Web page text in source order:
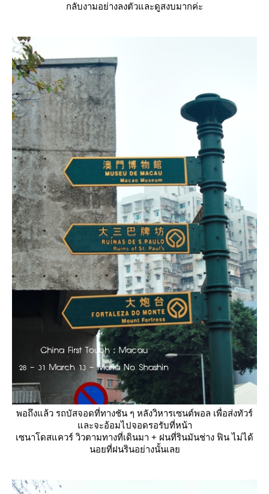
กลับงามอย่างลงตัวและดูสงบมากค่ะ
พอถึงแล้ว รถบัสจอดที่ทางชัน ๆ หลังวิหารเซนต์พอล เพื่อส่งทัวร์
ละจะอ้อมไปจอดรอรับที่หน้า
เซนาโดสแควร์ วิวตามทางที่เดินมา + ฝนที่รินมันช่าง ฟิน ไม่ได้
นอยที่ฝนรินอย่างนั้นเล